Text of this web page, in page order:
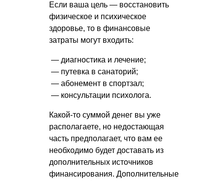
Если ваша цель — восстановить
физическое и психическое
здоровье, то в финансовые
затраты могут входить:
— диагностика и лечение;
— путевка в санаторий;
— абонемент в спортзал;
— консультации психолога.
Какой-то суммой денег вы уже
располагаете, но недостающая
часть предполагает, что вам ее
необходимо будет доставать из
дополнительных источников
финансирования. Дополнительные